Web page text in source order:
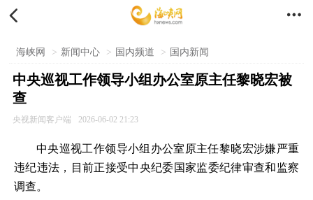
 
海峡网 > 新闻中心 > 国内频道 > 国内新闻
中央巡视工作领导小组办公室原主任黎晓宏被
查
央视新闻客户端 2026-06-02 21:23
中央巡视工作领导小组办公室原主任黎晓宏涉嫌严重
违纪违法，目前正接受中央纪委国家监委纪律审查和监察
调查。